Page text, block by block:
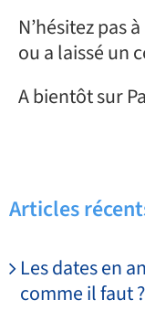
N’hésitez pas
ou a laissé un
A bientôt sur
Articles
Les dates en
comme il faut ?